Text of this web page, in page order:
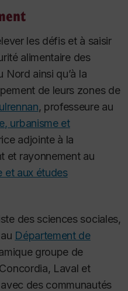
les défis et à saisir
alimentaire des
ainsi qu’à la
de leurs zones de
, professeure au
urbanisme et
adjointe à la
et rayonnement au
et aux études
des sciences sociales,
Département de
groupe de
Laval et
des communautés